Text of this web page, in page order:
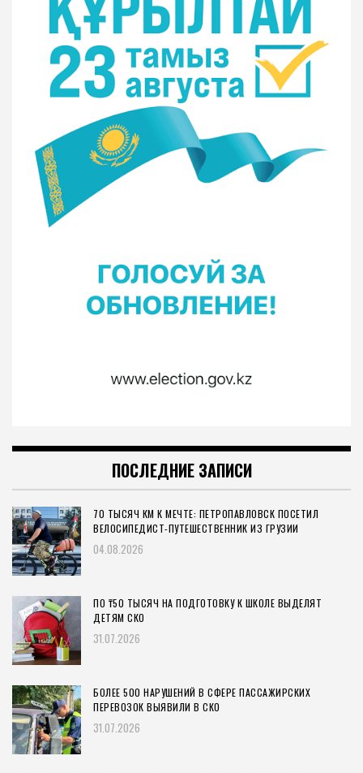
ПОСЛЕДНИЕ ЗАПИСИ
70 ТЫСЯЧ КМ К МЕЧТЕ: ПЕТРОПАВЛОВСК ПОСЕТИЛ
ВЕЛОСИПЕДИСТ-ПУТЕШЕСТВЕННИК ИЗ ГРУЗИИ
04.08.2026
ПО ₸50 ТЫСЯЧ НА ПОДГОТОВКУ К ШКОЛЕ ВЫДЕЛЯТ
ДЕТЯМ СКО
31.07.2026
БОЛЕЕ 500 НАРУШЕНИЙ В СФЕРЕ ПАССАЖИРСКИХ
ПЕРЕВОЗОК ВЫЯВИЛИ В СКО
31.07.2026